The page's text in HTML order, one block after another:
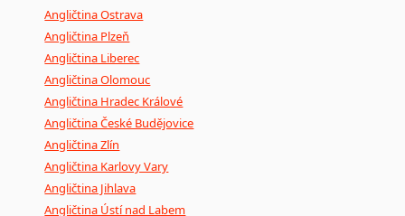
Angličtina Ostrava
Angličtina Plzeň
Angličtina Liberec
Angličtina Olomouc
Angličtina Hradec Králové
Angličtina České Budějovice
Angličtina Zlín
Angličtina Karlovy Vary
Angličtina Jihlava
Angličtina Ústí nad Labem